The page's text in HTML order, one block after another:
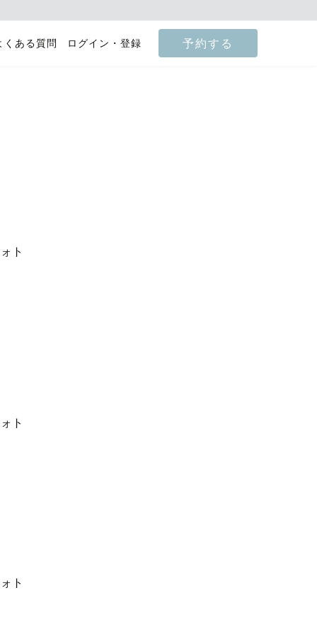
くある質問 ログイン・登録 予約する